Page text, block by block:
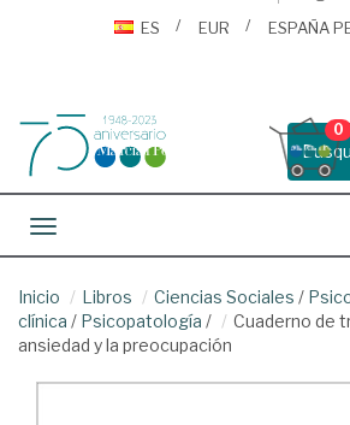
ES
EUR ESPAÑA
0
Toggle navigation
Inicio Libros Ciencias Sociales /
clínica / Psicopatología /
Cuaderno de
ansiedad y la preocupación